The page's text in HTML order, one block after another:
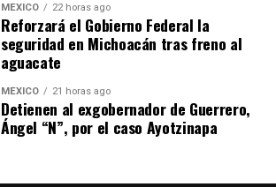
MÉXICO 22 horas ago
Reforzará el Gobierno Federal la
seguridad en Michoacán tras freno al
aguacate
MÉXICO 21 horas ago
Detienen al exgobernador de Guerrero,
Ángel “N”, por el caso Ayotzinapa